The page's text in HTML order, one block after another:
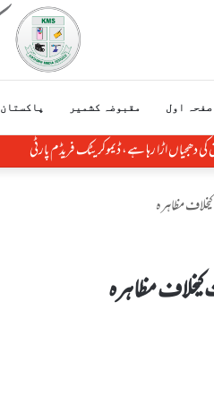
صفحہ اول مقبوضہ کشمیر پاکستان
دھجیاں اڑا رہا ہے، ڈیموکریٹک فریڈم پارٹی
مظاہرہ
کیخلاف مظاہرہ